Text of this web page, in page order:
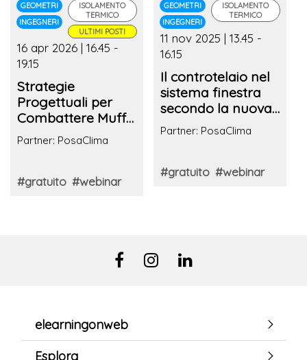
GEOMETRI
INGEGNERI
ISOLAMENTO
TERMICO
ULTIMI POSTI
16 apr 2026 | 16.45 -
19.15
Strategie
Progettuali per
Combattere Muffe
e Condense: Dalla
posa del
Ventilazione
Partner: PosaClima
#gratuito #webinar
GEOMETRI
INGEGNERI
ISOLAMENTO
TERMICO
11 nov 2025 | 13.45 -
16.15
Il controtelaio nel
sistema finestra
secondo la nuova
norma UNI 11979
criteri per la
progettazione e
Partner: PosaClima
#gratuito #webinar
elearningonweb
Esplora